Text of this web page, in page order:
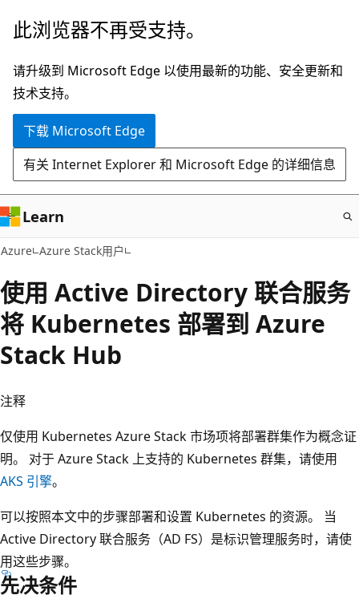
跳
主
要
内
此浏览器不再受支持。
请升级到 Microsoft Edge 以使用最新的功能、安全更新和
技术支持。
下载 Microsoft Edge
有关 Internet Explorer 和 Microsoft Edge 的详细信息
Learn
Azure Azure Stack用户
使用 Active Directory 联合服务
将 Kubernetes 部署到 Azure
Stack Hub
注释
仅使用 Kubernetes Azure Stack 市场项将部署群集作为概念证
明。 对于 Azure Stack 上支持的 Kubernetes 群集，请使用
AKS 引擎。
可以按照本文中的步骤部署和设置 Kubernetes 的资源。 当
Active Directory 联合服务（AD FS）是标识管理服务时，请使
用这些步骤。
先决条件